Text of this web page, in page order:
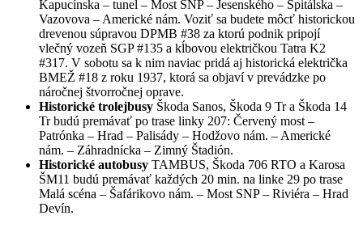
Kapucínska – tunel – Most SNP – Jesenského – Špitálska –
Vazovova – Americké nám. Voziť sa budete môcť historickou
drevenou súpravou DPMB #38 za ktorú podnik pripojí
vlečný vozeň SGP #135 a kĺbovou električkou Tatra K2
#317. V sobotu sa k nim naviac pridá aj historická električka
BMEŽ #18 z roku 1937, ktorá sa objaví v prevádzke po
náročnej štvorročnej oprave.
Historické trolejbusy Škoda Sanos, Škoda 9 Tr a Škoda 14
Tr budú premávať po trase linky 207: Červený most –
Patrónka – Hrad – Palisády – Hodžovo nám. – Americké
nám. – Záhradnícka – Zimný Štadión.
Historické autobusy TAMBUS, Škoda 706 RTO a Karosa
ŠM11 budú premávať každých 20 min. na linke 29 po trase
Malá scéna – Šafárikovo nám. – Most SNP – Riviéra – Hrad
Devín.